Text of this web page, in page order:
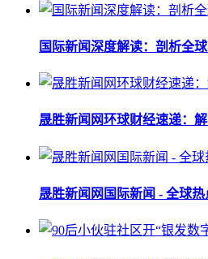
国际新闻深度解读：剖析全
晟胜新闻网环球财经速递：
晟胜新闻网国际新闻 - 全球热